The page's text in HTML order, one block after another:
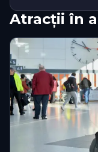
Atracții în